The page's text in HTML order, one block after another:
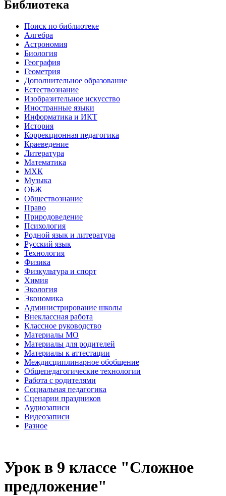
Библиотека
Поиск по библиотеке
Алгебра
Астрономия
Биология
География
Геометрия
Дополнительное образование
Естествознание
Изобразительное искусство
Иностранные языки
Информатика и ИКТ
История
Коррекционная педагогика
Краеведение
Литература
Математика
МХК
Музыка
ОБЖ
Обществознание
Право
Природоведение
Психология
Родной язык и литература
Русский язык
Технология
Физика
Физкультура и спорт
Химия
Экология
Экономика
Администрирование школы
Внеклассная работа
Классное руководство
Материалы МО
Материалы для родителей
Материалы к аттестации
Междисциплинарное обобщение
Общепедагогические технологии
Работа с родителями
Социальная педагогика
Сценарии праздников
Аудиозаписи
Видеозаписи
Разное
Урок в 9 классе "Сложное
предложение"